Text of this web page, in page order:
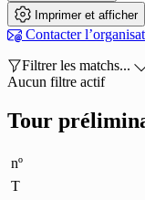
 Imprimer et afficher
 Contacter
Filtrer les matchs...
Aucun filtre actif
Tour
nº
T